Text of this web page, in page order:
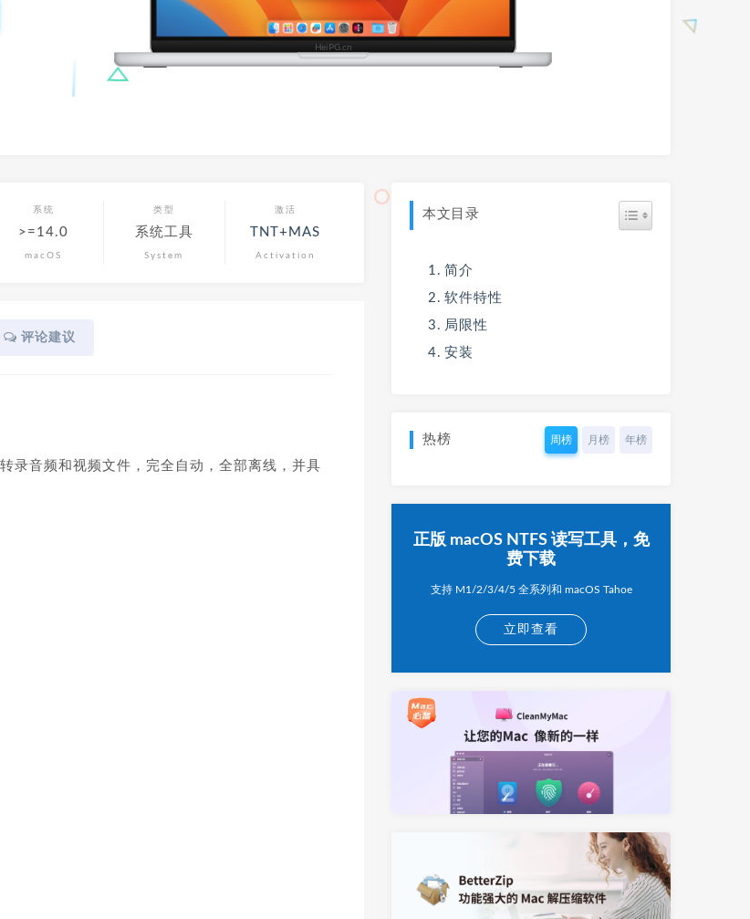
系统
>=14.0
macOS
类型
系统工具
System
激活
TNT+MAS
Activation
评论建议
录音频和视频文件，完全自动，全部离线，并具
本文目录
简介
软件特性
局限性
安装
热榜 周榜 月榜 年榜
正版 macOS NTFS 读写工具，免
费下载
支持 M1/2/3/4/5 全系列和 macOS Tahoe
立即查看